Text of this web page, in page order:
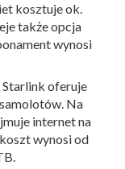
kosztuje ok.
także opcja
wynosi
oferuje
Na
internet na
wynosi od